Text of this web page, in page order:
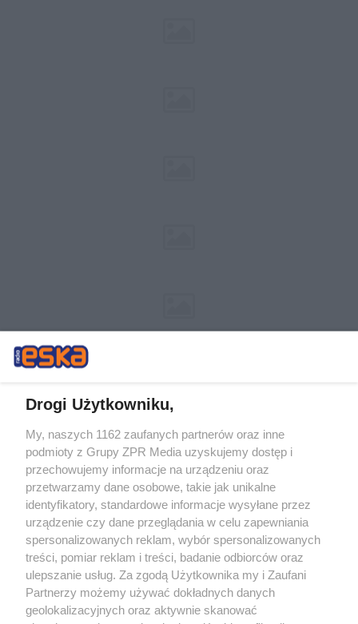
Żaden utwór zamieszczony w serwisie nie może być powielany i
rozpowszechniany lub dalej rozpowszechniany w jakikolwiek sposób (w
tym także elektroniczny lub mechaniczny) na jakimkolwiek polu
eksploatacji w jakiejkolwiek formie, włącznie z umieszczaniem w
Internecie bez pisemnej zgody właściciela praw. Jakiekolwiek użycie lub
wykorzystanie utworów w całości lub w części z naruszeniem prawa,
tzn. bez właściwej zgody, jest zabronione pod groźbą kary i może być
ścigane prawnie.
Drogi Użytkowniku,
My, naszych 1162 zaufanych partnerów oraz inne
podmioty z Grupy ZPR Media uzyskujemy dostęp i
przechowujemy informacje na urządzeniu oraz
przetwarzamy dane osobowe, takie jak unikalne
identyfikatory, standardowe informacje wysyłane przez
urządzenie czy dane przeglądania w celu zapewniania
spersonalizowanych reklam, wybór spersonalizowanych
treści, pomiar reklam i treści, badanie odbiorców oraz
ulepszanie usług. Za zgodą Użytkownika my i Zaufani
Partnerzy możemy używać dokładnych danych
geolokalizacyjnych oraz aktywnie skanować